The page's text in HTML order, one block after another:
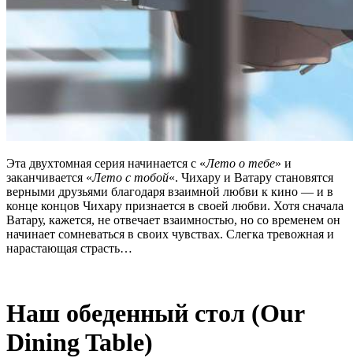
Эта двухтомная серия начинается с «Лето о тебе» и
заканчивается «Лето с тобой«. Чихару и Ватару становятся
верными друзьями благодаря взаимной любви к кино — и в
конце концов Чихару признается в своей любви. Хотя сначала
Ватару, кажется, не отвечает взаимностью, но со временем он
начинает сомневаться в своих чувствах. Слегка тревожная и
нарастающая страсть…
Наш обеденный стол (Our
Dining Table)